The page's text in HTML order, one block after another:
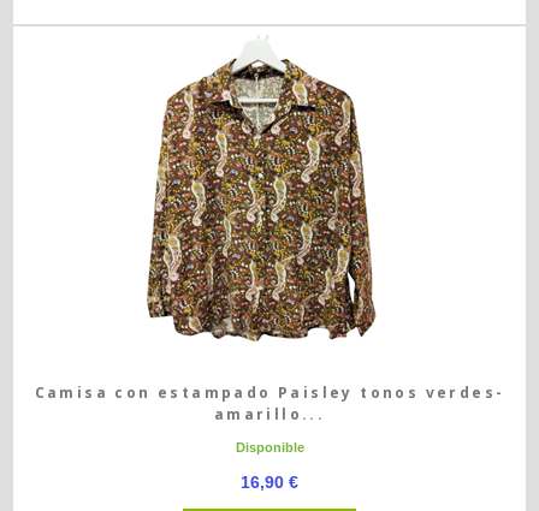
Camisa con estampado Paisley tonos verdes-
amarillo...
Disponible
16,90 €